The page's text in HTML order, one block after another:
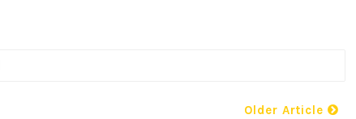
Older Article